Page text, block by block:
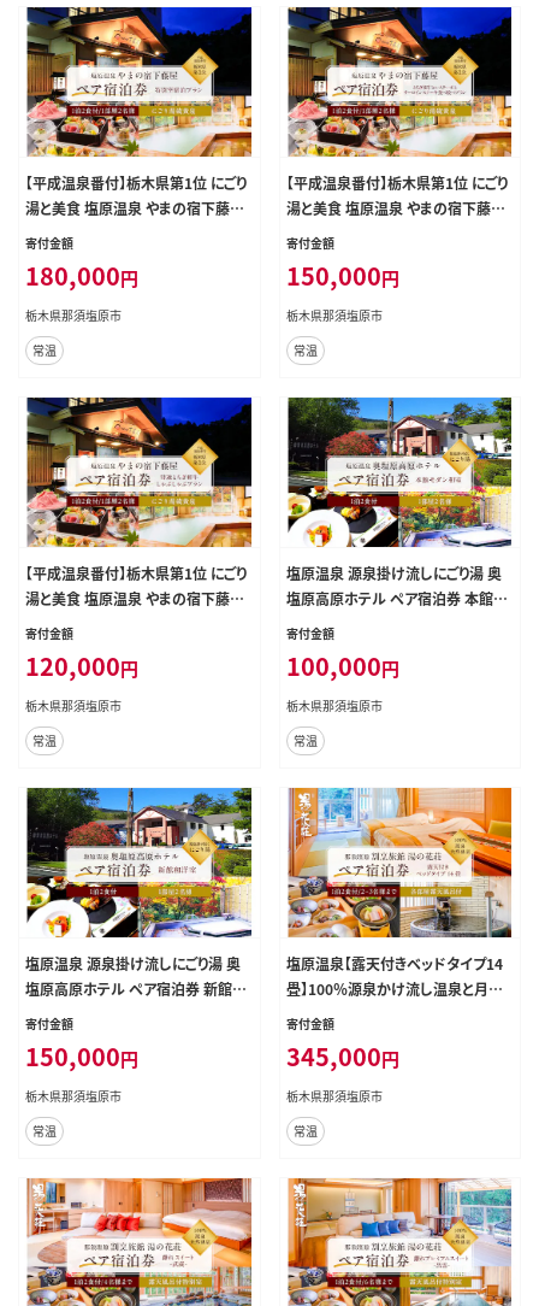
【平成温泉番付】栃木県第1位 にごり
湯と美食 塩原温泉 やまの宿下藤屋
特別室宿泊プラン ふるさと納税ペア
券【 旅行 体験・チケット 栃木県 那須
塩原市 】 ns018-003
寄付金額
180,000円
栃木県那須塩原市
常温
【平成温泉番付】栃木県第1位 にごり
湯と美食 塩原温泉 やまの宿下藤屋
とちぎ和牛ヒレステーキとサーロイン
税ペア宿泊利用券(1泊2食付き) 45,
000円券【 旅行 体験・チケット 栃木
県 那須塩原市 】 ns018-002
寄付金額
150,000円
栃木県那須塩原市
常温
【平成温泉番付】栃木県第1位 にごり
湯と美食 塩原温泉 やまの宿下藤屋
特選とちぎ和牛しゃぶしゃぶプラン
食付き) 36,000円券【 旅行 体験・チ
ケット 栃木県 那須塩原市 】 ns018-
001
寄付金額
120,000円
栃木県那須塩原市
常温
塩原温泉 源泉掛け流しにごり湯 奥
塩原高原ホテル ペア宿泊券 本館モ
ダン和室（１泊２食付） ns016-001
寄付金額
100,000円
栃木県那須塩原市
常温
塩原温泉 源泉掛け流しにごり湯 奥
塩原高原ホテル ペア宿泊券 新館和
洋室 （１泊２食付） ns016-002
寄付金額
150,000円
栃木県那須塩原市
常温
塩原温泉【露天付きベッドタイプ14
畳】100％源泉かけ流し温泉と月替り
のこだわり懐石コース1泊2食付き・
014-003
寄付金額
345,000円
栃木県那須塩原市
常温